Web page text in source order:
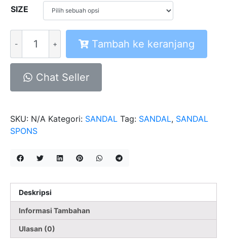
SIZE
Sandal
Spons
Enzim
Tambah ke keranjang
Chat Seller
SKU: N/A Kategori: SANDAL Tag: SANDAL, SANDAL
SPONS
Deskripsi
Informasi Tambahan
Ulasan (0)